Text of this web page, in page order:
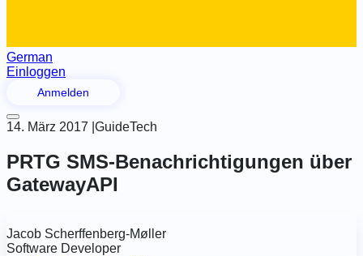
German
Einloggen
Anmelden
14. März 2017 GuideTech
PRTG SMS-Benachrichtigungen über
GatewayAPI
Jacob Scherffenberg-Møller
Software Developer